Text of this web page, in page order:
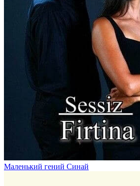
Маленький гений Синай